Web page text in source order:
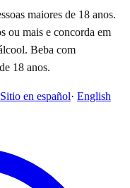
maiores de 18 anos.
ou mais e concorda em
Beba com
18 anos.
Sitio en español· English